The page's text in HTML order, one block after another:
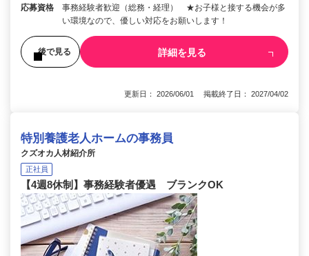
応募資格
事務経験者歓迎（総務・経理） ★お子様と接する機会が多
い環境なので、優しい対応をお願いします！
後で見る 詳細を見る
更新日： 2026/06/01 掲載終了日： 2027/04/02
特別養護老人ホームの事務員
クズオカ人材紹介所
正社員
【4週8休制】事務経験者優遇 ブランクOK